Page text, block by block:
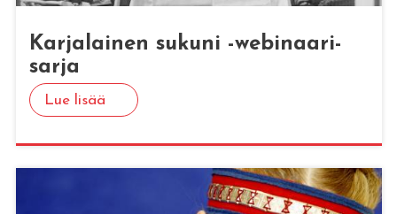
Kar­ja­lai­nen su­ku­ni -we­bi­naa­ri­
sar­ja
Lue lisää